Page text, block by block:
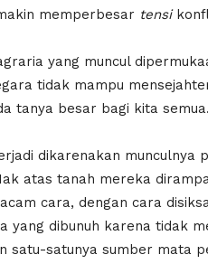
memperbesar tensi
yang muncul
tidak mampu
tanya besar bagi kita semua.
dikarenakan munculnya
atas tanah mereka
cara, dengan cara
yang dibunuh karena tidak
satu-satunya sumber mata